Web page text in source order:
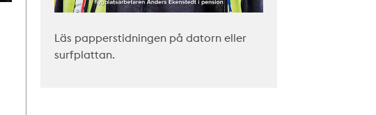
Läs papperstidningen på datorn eller
surfplattan.